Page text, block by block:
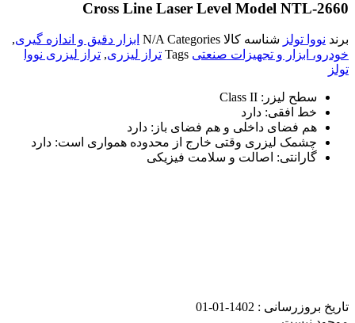
Cross Line Laser Level Model NTL-2660
برند نووا تولز شناسه کالا N/ACategories ابزار دقیق و اندازه گیری,
خودرو، ابزار و تجهیزات صنعتی Tags تراز لیزری, تراز لیزری نووا
تولز
سطح لیزر: Class ΙΙ
خط افقی: دارد
هم فضای داخلی و هم فضای باز: دارد
چشمک لیزری وقتی خارج از محدوده همواری است: دارد
گارانتی: اصالت و سلامت فیزیکی
تاریخ بروزرسانی : 1402-01-01